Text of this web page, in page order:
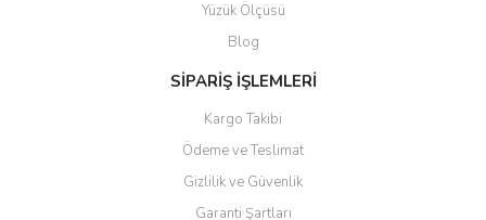
Ürün fiyatı diğer sitelerden daha pahalı.
Bu ürüne benzer farklı alternatifler olmalı.
Gönder
Yüzük Ölçüsü
Blog
SİPARİŞ İŞLEMLERİ
Kargo Takibi
Ödeme ve Teslimat
Gizlilik ve Güvenlik
Garanti Şartları